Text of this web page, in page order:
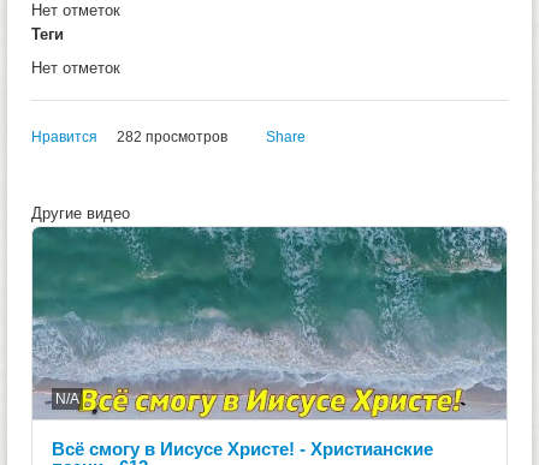
Нет отметок
Теги
Нет отметок
Нравится 282 просмотров Share
Другие видео
N/A
Всё смогу в Иисусе Христе! - Христианские